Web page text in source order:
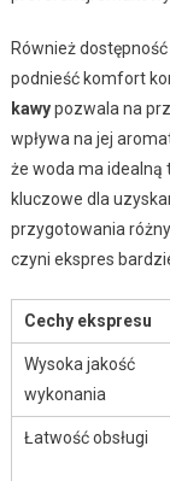
Również dostępność
podnieść komfort
kawypozwala na
wpływa na jej
że woda ma idealną
kluczowe dla
przygotowania
czyni ekspres
Cechy ekspresu
Wysoka jakość
wykonania
Łatwość obsługi